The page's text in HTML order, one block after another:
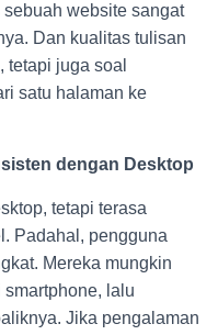
website sangat
Dan kualitas tulisan
tetapi juga soal
satu halaman ke
dengan Desktop
tetapi terasa
Padahal, pengguna
Mereka mungkin
lalu
Jika pengalaman